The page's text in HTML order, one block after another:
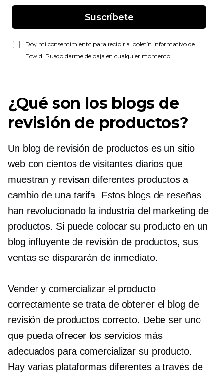
Suscríbete
Doy mi consentimiento para recibir el boletín informativo de
Ecwid. Puedo darme de baja en cualquier momento.
¿Qué son los blogs de
revisión de productos?
Un blog de revisión de productos es un sitio
web con cientos de visitantes diarios que
muestran y revisan diferentes productos a
cambio de una tarifa. Estos blogs de reseñas
han revolucionado la industria del marketing de
productos. Si puede colocar su producto en un
blog influyente de revisión de productos, sus
ventas se dispararán de inmediato.
Vender y comercializar el producto
correctamente se trata de obtener el blog de
revisión de productos correcto. Debe ser uno
que pueda ofrecer los servicios más
adecuados para comercializar su producto.
Hay varias plataformas diferentes a través de